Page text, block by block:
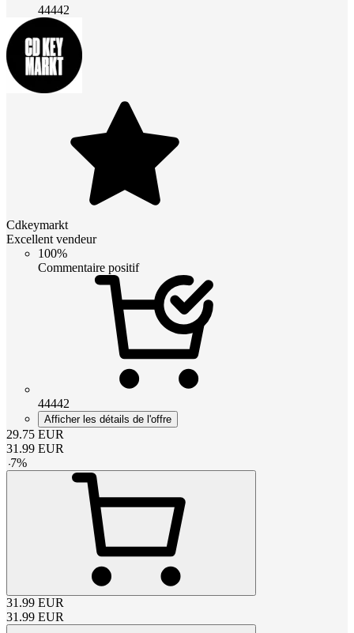
44442
Cdkeymarkt
Excellent vendeur
100%
Commentaire positif
44442
Afficher les détails de l'offre
29.75 EUR
31.99 EUR
-7%
31.99 EUR
31.99 EUR